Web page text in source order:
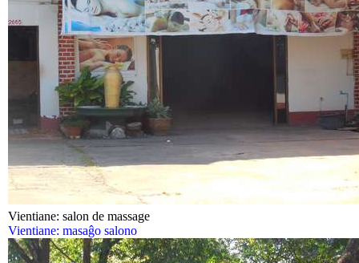
Vientiane: salon de massage
Vientiane: masaĝo salono